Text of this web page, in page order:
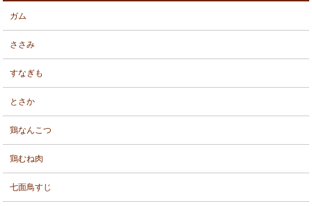
ガム
ささみ
すなぎも
とさか
鶏なんこつ
鶏むね肉
七面鳥すじ